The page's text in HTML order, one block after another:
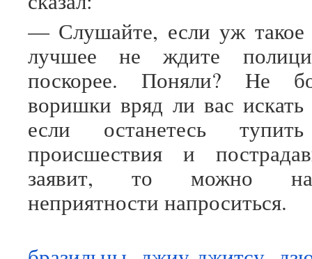
— Слушайте, если уж такое
лучшее не ждите
поскорее. Поняли? Не
воришки вряд ли вас
если останетесь
происшествия и
заявит, то можно на
неприятности напроситься.